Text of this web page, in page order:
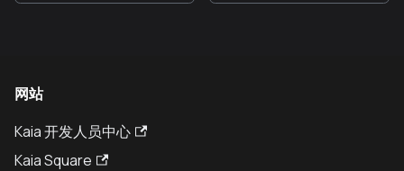
网站
Kaia 开发人员中心
Kaia Square